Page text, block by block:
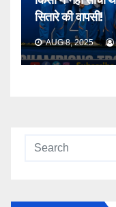
सितारे की वापसी!
AUG 8, 2025